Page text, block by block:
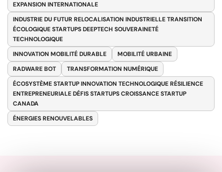
EXPANSION INTERNATIONALE
INDUSTRIE DU FUTUR RELOCALISATION INDUSTRIELLE TRANSITION
ÉCOLOGIQUE STARTUPS DEEPTECH SOUVERAINETÉ
TECHNOLOGIQUE
INNOVATION MOBILITÉ DURABLE
MOBILITÉ URBAINE
RADWARE BOT
TRANSFORMATION NUMÉRIQUE
ÉCOSYSTÈME STARTUP INNOVATION TECHNOLOGIQUE RÉSILIENCE
ENTREPRENEURIALE DÉFIS STARTUPS CROISSANCE STARTUP
CANADA
ÉNERGIES RENOUVELABLES